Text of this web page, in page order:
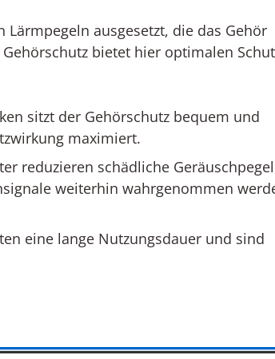
ausgesetzt, die das Gehör
bietet hier optimalen
sitzt der Gehörschutz bequem und
maximiert.
reduzieren schädliche
weiterhin wahrgenommen
eine lange Nutzungsdauer und sind